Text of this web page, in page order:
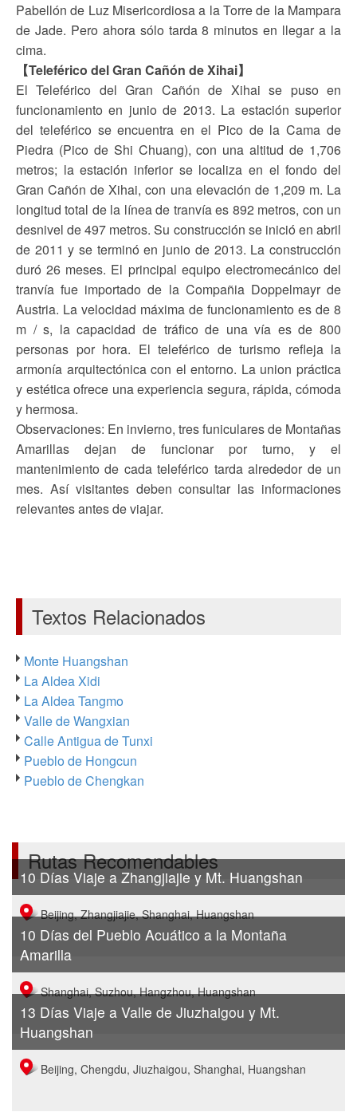
Pabellón de Luz Misericordiosa a la Torre de la Mampara
de Jade. Pero ahora sólo tarda 8 minutos en llegar a la
cima.
【Teleférico del Gran Cañón de Xihai】
El Teleférico del Gran Cañón de Xihai se puso en
funcionamiento en junio de 2013. La estación superior
del teleférico se encuentra en el Pico de la Cama de
Piedra (Pico de Shi Chuang), con una altitud de 1,706
metros; la estación inferior se localiza en el fondo del
Gran Cañón de Xihai, con una elevación de 1,209 m. La
longitud total de la línea de tranvía es 892 metros, con un
desnivel de 497 metros. Su construcción se inició en abril
de 2011 y se terminó en junio de 2013. La construcción
duró 26 meses. El principal equipo electromecánico del
tranvía fue importado de la Compañia Doppelmayr de
Austria. La velocidad máxima de funcionamiento es de 8
m / s, la capacidad de tráfico de una vía es de 800
personas por hora. El teleférico de turismo refleja la
armonía arquitectónica con el entorno. La union práctica
y estética ofrece una experiencia segura, rápida, cómoda
y hermosa.
Observaciones: En invierno, tres funiculares de Montañas
Amarillas dejan de funcionar por turno, y el
mantenimiento de cada teleférico tarda alrededor de un
mes. Así visitantes deben consultar las informaciones
relevantes antes de viajar.
Textos Relacionados
Monte Huangshan
La Aldea Xidi
La Aldea Tangmo
Valle de Wangxian
Calle Antigua de Tunxi
Pueblo de Hongcun
Pueblo de Chengkan
Rutas Recomendables
10 Días Viaje a Zhangjiajie y Mt. Huangshan
Beijing, Zhangjiajie, Shanghai, Huangshan
10 Días del Pueblo Acuático a la Montaña
Amarilla
Shanghai, Suzhou, Hangzhou, Huangshan
13 Días Viaje a Valle de Jiuzhaigou y Mt.
Huangshan
Beijing, Chengdu, Jiuzhaigou, Shanghai, Huangshan